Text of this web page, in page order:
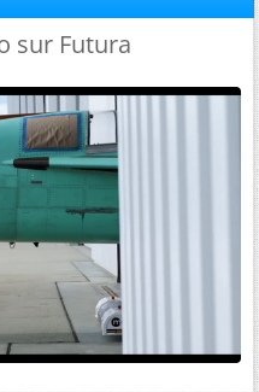
sur Futura